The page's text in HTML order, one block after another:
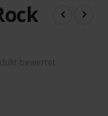
bewertet